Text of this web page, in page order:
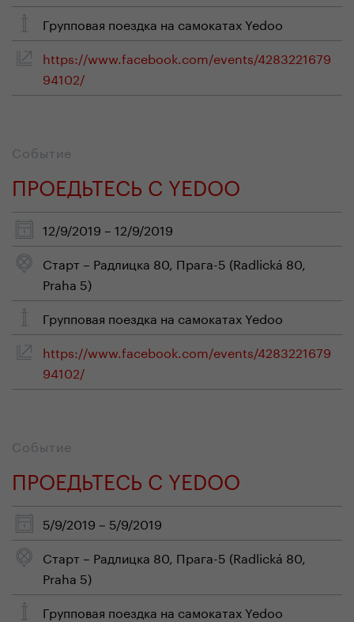
Групповая поездка на самокатах Yedoo
https://www.facebook.com/events/4283221679
94102/
Событие
ПРОЕДЬТЕСЬ С YEDOO
12/9/2019 – 12/9/2019
Старт – Радлицка 80, Прага-5 (Radlická 80,
Praha 5)
Групповая поездка на самокатах Yedoo
https://www.facebook.com/events/4283221679
94102/
Событие
ПРОЕДЬТЕСЬ С YEDOO
5/9/2019 – 5/9/2019
Старт – Радлицка 80, Прага-5 (Radlická 80,
Praha 5)
Групповая поездка на самокатах Yedoo